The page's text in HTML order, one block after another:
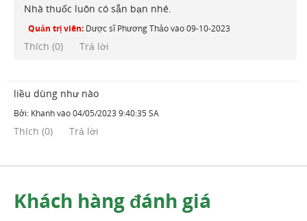
Nhà thuốc luôn có sẵn bạn nhé.
Quản trị viên: Dược sĩ Phương Thảovào09-10-2023
Thích (0) Trả lời
liều dùng như nào
Bởi: Khanhvào04/05/2023 9:40:35 SA
Thích (0) Trả lời
Khách hàng đánh giá